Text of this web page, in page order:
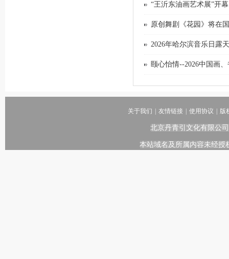
“王沂东油画艺术展”开幕
原创舞剧《花园》将在
2026年哈尔滨音乐日露
颐心怡情--2026中国画
关于我们 友情链接 使用协议 版
北京丹青引文化有限公
本站域名及所属内容未经授